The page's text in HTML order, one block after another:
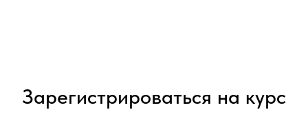
Зарегистрироваться на курс